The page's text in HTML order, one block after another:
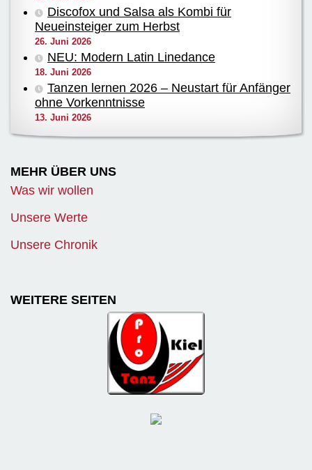
Discofox und Salsa als Kombi für
Neueinsteiger zum Herbst
26. Juni 2026
NEU: Modern Latin Linedance
18. Juni 2026
Tanzen lernen 2026 – Neustart für Anfänger
ohne Vorkenntnisse
13. Juni 2026
MEHR ÜBER UNS
Was wir wollen
Unsere Werte
Unsere Chronik
WEITERE SEITEN